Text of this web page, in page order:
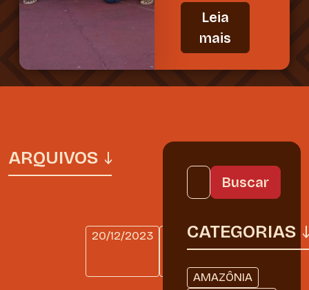
Leia
mais
ARQUIVOS
20/12/2023
DIÁRIO
BORDO
CATEGORIAS
AMAZÔNIA